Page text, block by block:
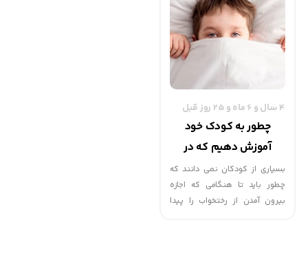
4 سال و 6 ماه و 25 روز قبل
چطور به کودک خود
آموزش دهیم که در
رختخواب بازی کند ؟ |
گهوارک
بسیاری از کودکان نمی دانند که
چطور باید تا هنگامی که اجازه
بیرون آمدن از رختخواب را پیدا